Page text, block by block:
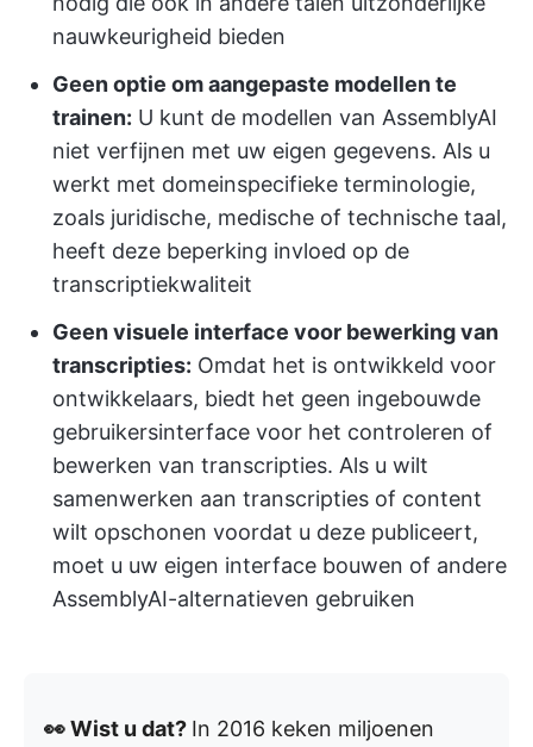
nauwkeurigheid bieden
Geen optie om aangepaste modellen te
trainen: U kunt de modellen van AssemblyAI
niet verfijnen met uw eigen gegevens. Als u
werkt met domeinspecifieke terminologie,
zoals juridische, medische of technische taal,
heeft deze beperking invloed op de
transcriptiekwaliteit
Geen visuele interface voor bewerking van
transcripties: Omdat het is ontwikkeld voor
ontwikkelaars, biedt het geen ingebouwde
gebruikersinterface voor het controleren of
bewerken van transcripties. Als u wilt
samenwerken aan transcripties of content
wilt opschonen voordat u deze publiceert,
moet u uw eigen interface bouwen of andere
AssemblyAI-alternatieven gebruiken
👀 Wist u dat? In 2016 keken miljoenen